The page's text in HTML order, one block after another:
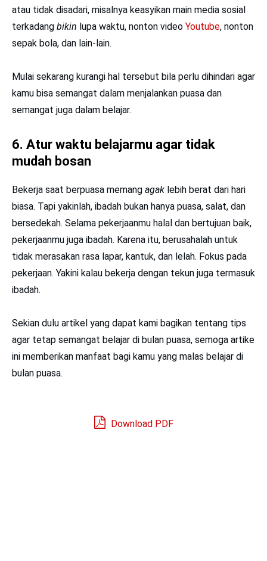
atau tidak disadari, misalnya keasyikan main media sosial
terkadang bikin lupa waktu, nonton video Youtube, nonton
sepak bola, dan lain-lain.
Mulai sekarang kurangi hal tersebut bila perlu dihindari agar
kamu bisa semangat dalam menjalankan puasa dan
semangat juga dalam belajar.
6. Atur waktu belajarmu agar tidak
mudah bosan
Bekerja saat berpuasa memang agak lebih berat dari hari
biasa. Tapi yakinlah, ibadah bukan hanya puasa, salat, dan
bersedekah. Selama pekerjaanmu halal dan bertujuan baik,
pekerjaanmu juga ibadah. Karena itu, berusahalah untuk
tidak merasakan rasa lapar, kantuk, dan lelah. Fokus pada
pekerjaan. Yakini kalau bekerja dengan tekun juga termasuk
ibadah.
Sekian dulu artikel yang dapat kami bagikan tentang tips
agar tetap semangat belajar di bulan puasa, semoga artike
ini memberikan manfaat bagi kamu yang malas belajar di
bulan puasa.
Download PDF